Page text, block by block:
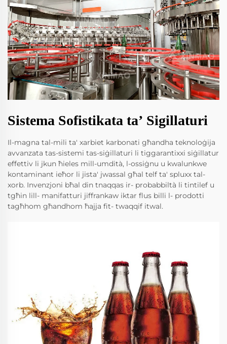
Sistema Sofistikata taʼ Sigillaturi
Il-magna tal-mili ta' xarbiet karbonati għandha teknoloġija
avvanzata tas-sistemi tas-siġillaturi li tiggarantixxi siġillatur
effettiv li jkun ħieles mill-umdità, l-ossiġnu u kwalunkwe
kontaminant ieħor li jista' jwassal għal telf ta' spluxx tal-
xorb. Invenzjoni bħal din tnaqqas ir- probabbiltà li tintilef u
tgħin lill- manifatturi jiffrankaw iktar flus billi l- prodotti
tagħhom għandhom ħajja fit- twaqqif itwal.